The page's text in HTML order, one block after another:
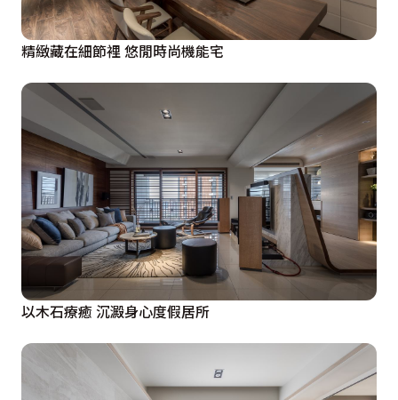
精緻藏在細節裡 悠閒時尚機能宅
以木石療癒 沉澱身心度假居所